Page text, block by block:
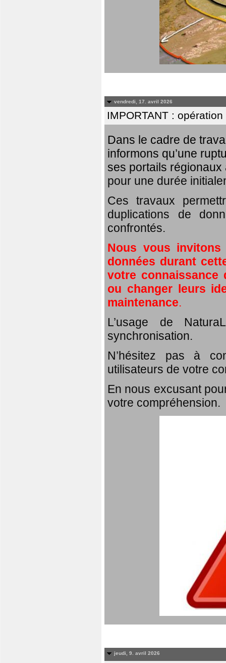
vendredi, 17. avril 2026
IMPORTANT :
Dans le cadre de
informons qu’une
ses portails régionaux
pour une durée
Ces travaux
duplications de
confrontés.
Nous vous
données durant
votre connaissance
ou changer leurs
maintenance.
L’usage de
synchronisation.
N’hésitez pas à
utilisateurs de votre
En nous excusant
votre compréhension.
jeudi, 9. avril 2026